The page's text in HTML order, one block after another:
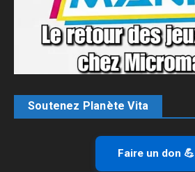
Soutenez Planète Vita
Faire un don 💪